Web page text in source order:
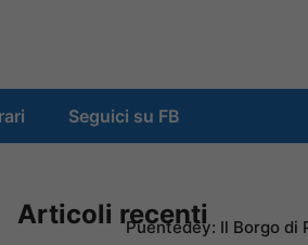
Seguici su FB
Articoli recentiPuentedey: Il Borgo di